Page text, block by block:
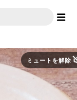
ミュートを解除